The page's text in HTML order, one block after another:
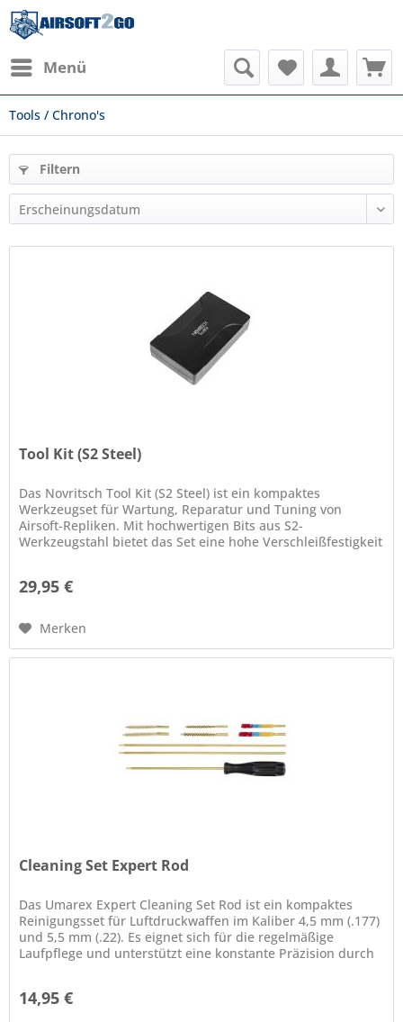
Menü
Tools / Chrono's
Filtern
Tool Kit (S2 Steel)
Das Novritsch Tool Kit (S2 Steel) ist ein kompaktes
Werkzeugset für Wartung, Reparatur und Tuning von
Airsoft-Repliken. Mit hochwertigen Bits aus S2-
Werkzeugstahl bietet das Set eine hohe Verschleißfestigkeit
29,95 €
Merken
Cleaning Set Expert Rod
Das Umarex Expert Cleaning Set Rod ist ein kompaktes
Reinigungsset für Luftdruckwaffen im Kaliber 4,5 mm (.177)
und 5,5 mm (.22). Es eignet sich für die regelmäßige
Laufpflege und unterstützt eine konstante Präzision durch
14,95 €